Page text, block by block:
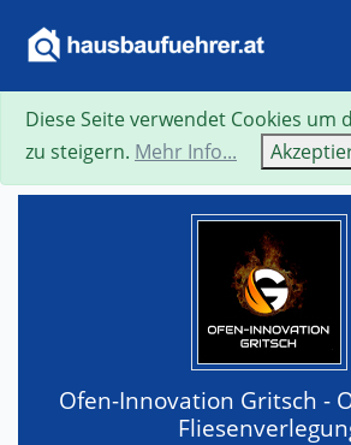
Suche Neue Suche
Ofen-Innovation Gritsch -
Diese Seite verwendet Cookies um
zu steigern. Mehr Info...